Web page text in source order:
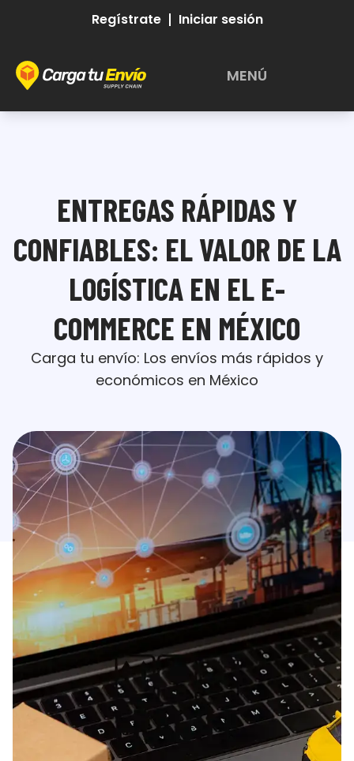
Regístrate Iniciar sesión
MENÚ
ENTREGAS RÁPIDAS Y
CONFIABLES: EL VALOR DE LA
LOGÍSTICA EN EL E-
COMMERCE EN MÉXICO
Carga tu envío: Los envíos más rápidos y
económicos en México